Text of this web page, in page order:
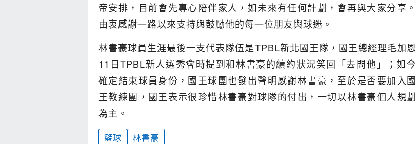
帝安排，目前會先專心陪伴家人，如未來有任何計劃，會再與大家分享。
由衷感謝一路以來支持與鼓勵他的每一位朋友與球迷。
林書豪球員生涯最後一支代表隊伍是TPBL新北國王隊，國王總經理毛加恩
11日TPBL新人選秀會時提到和林書豪的續約狀況笑回「去問他」；如今
確定結束球員身份，國王球團也發出聲明感謝林書豪，至於是否要加入國
王教練團，國王表示很珍惜林書豪對球隊的付出，一切以林書豪個人規劃
為主。
籃球 林書豪